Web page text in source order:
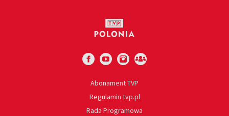
Abonament TVP
Regulamin tvp.pl
Rada Programowa